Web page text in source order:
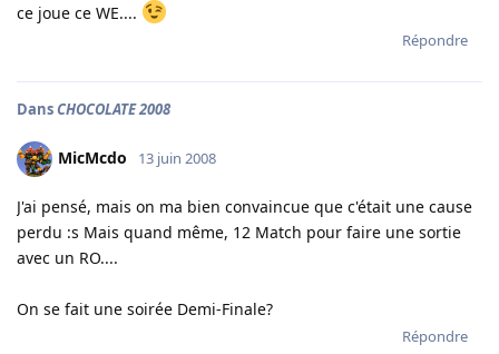
ce joue ce WE....
Répondre
DansCHOCOLATE 2008
MicMcdo 13 juin 2008
J'ai pensé, mais on ma bien convaincue que c'était une cause
perdu :s Mais quand même, 12 Match pour faire une sortie
avec un RO....
On se fait une soirée Demi-Finale?
Répondre